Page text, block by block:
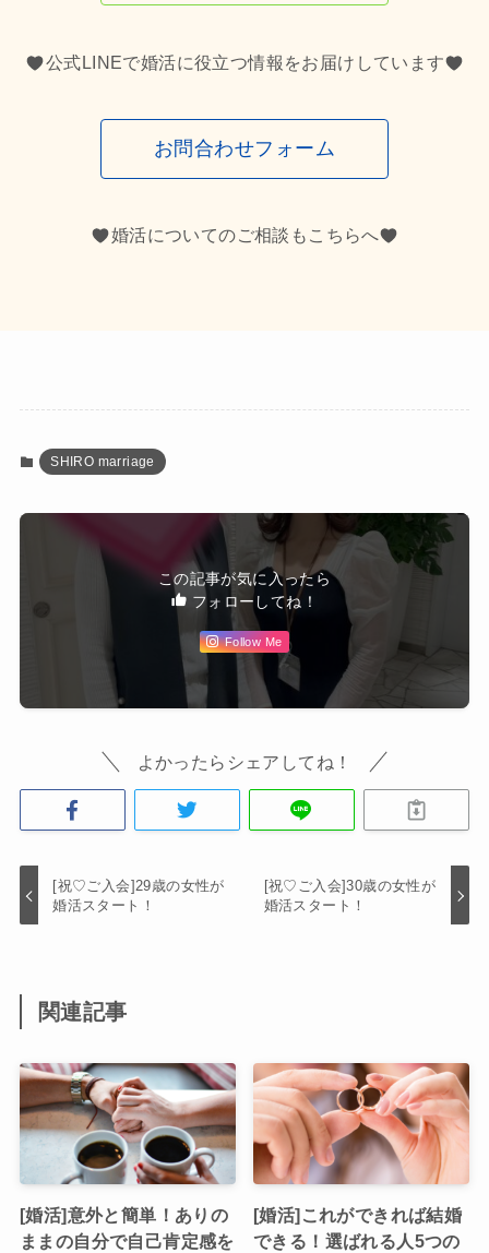
公式LINEで婚活に役立つ情報をお届けしています
お問合わせフォーム
婚活についてのご相談もこちらへ
SHIRO marriage
この記事が気に入ったら
フォローしてね！
Follow Me
よかったらシェアしてね！
[祝♡ご入会]29歳の女性が
婚活スタート！
[祝♡ご入会]30歳の女性が
婚活スタート！
関連記事
[婚活]意外と簡単！ありの
ままの自分で自己肯定感を
[婚活]これができれば結婚
できる！選ばれる人5つの